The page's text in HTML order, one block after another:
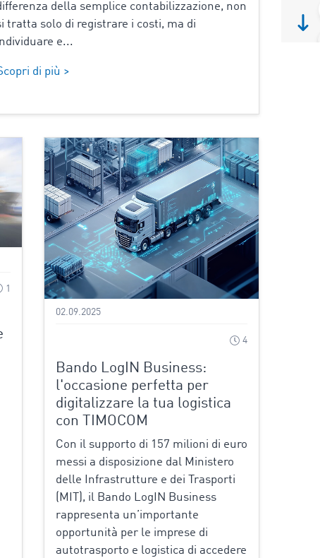
della semplice contabilizzazione, non
tratta solo di registrare i costi, ma di
e...
di più >
1
02.09.2025
4
Bando LogIN Business:
l'occasione perfetta per
digitalizzare la tua logistica
con TIMOCOM
Con il supporto di 157 milioni di euro
messi a disposizione dal Ministero
delle Infrastrutture e dei Trasporti
(MIT), il Bando LogIN Business
rappresenta un’importante
opportunità per le imprese di
autotrasporto e logistica di accedere